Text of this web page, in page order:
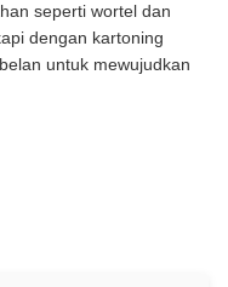
seperti wortel dan
dengan kartoning
untuk mewujudkan